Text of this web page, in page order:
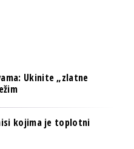
Ukinite „zlatne
kojima je toplotni